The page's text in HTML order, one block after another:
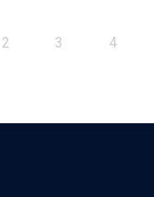
2 3 4